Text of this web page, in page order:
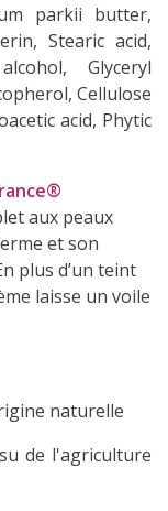
parkii butter,
Stearic acid,
Glyceryl
Cellulose
acid, Phytic
aux peaux
et son
plus d’un teint
laisse un voile
naturelle
de l'agriculture